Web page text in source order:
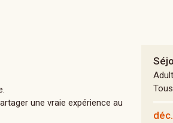
une vraie expérience au